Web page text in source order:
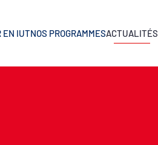
EN IUTNOS PROGRAMMESACTUALITÉS